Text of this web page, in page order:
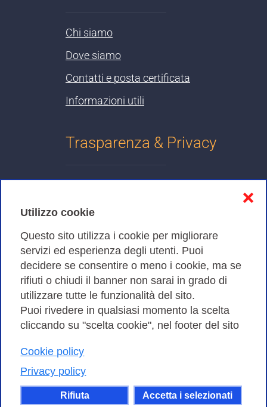
Utilizzo cookie
Questo sito utilizza i cookie per migliorare
servizi ed esperienza degli utenti. Puoi
decidere se consentire o meno i cookie, ma se
rifiuti o chiudi il banner non sarai in grado di
utilizzare tutte le funzionalità del sito.
Puoi rivedere in qualsiasi momento la scelta
cliccando su "scelta cookie", nel footer del sito
Cookie policy
Privacy policy
Rifiuta Accetta i selezionati
❌
Chi siamo
Dove siamo
Contatti e posta certificata
Informazioni utili
Trasparenza & Privacy
Cookies Policy
Amministrazione trasparente
Bandi di Gara
Consortium GARR - Via dei Tizii, 6 - 00185 Roma | Tel.
| CF 97284570583 – PI 07577141000 | Codice
Destinatario 7EU9KEU |
Il contenuto di questo sito e' rilasciato, tranne dove
altrimenti indicato, secondo i termini della licenza